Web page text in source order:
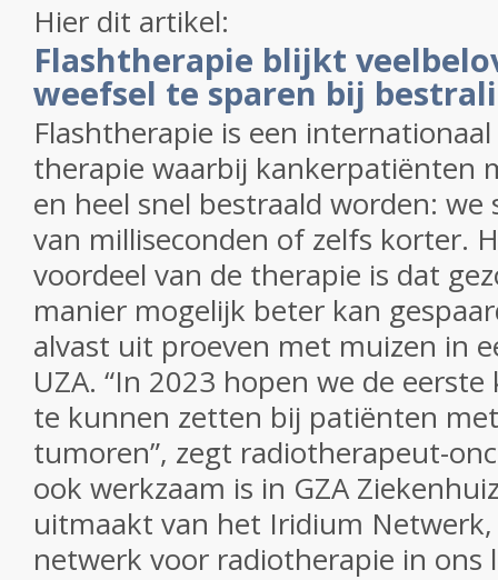
Hier dit artikel:
Flashtherapie blijkt
weefsel te sparen bij
Flashtherapie is een
therapie waarbij kankerpatiënten
en heel snel bestraald worden:
van milliseconden of zelfs korter.
voordeel van de therapie is dat
manier mogelijk beter kan
alvast uit proeven met muizen in
UZA. “In 2023 hopen we de
te kunnen zetten bij patiënten
tumoren”, zegt radiotherapeut-
ook werkzaam is in GZA
uitmaakt van het Iridium
netwerk voor radiotherapie in ons